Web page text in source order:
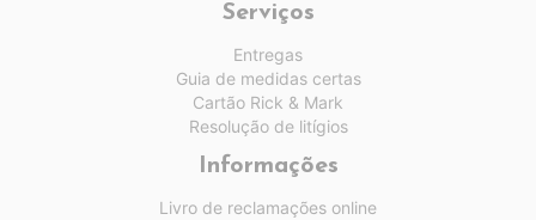
Serviços
Entregas
Guia de medidas certas
Cartão Rick & Mark
Resolução de litígios
Informações
Livro de reclamações online